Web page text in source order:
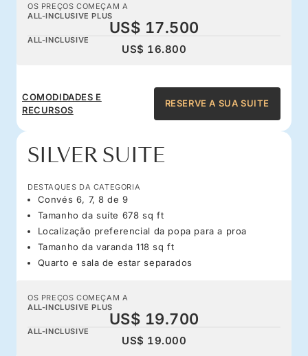
OS PREÇOS COMEÇAM A
ALL-INCLUSIVE PLUS
US$ 17.500
ALL-INCLUSIVE
US$ 16.800
COMODIDADES E
RECURSOS
RESERVE A SUA SUITE
SILVER SUITE
DESTAQUES DA CATEGORIA
Convés 6, 7, 8 de 9
Tamanho da suíte 678 sq ft
Localização preferencial da popa para a proa
Tamanho da varanda 118 sq ft
Quarto e sala de estar separados
OS PREÇOS COMEÇAM A
ALL-INCLUSIVE PLUS
US$ 19.700
ALL-INCLUSIVE
US$ 19.000